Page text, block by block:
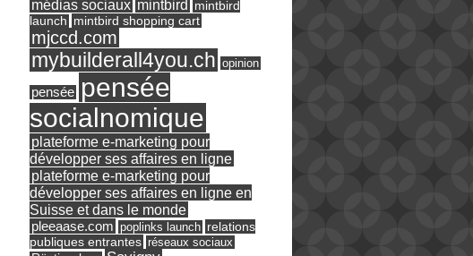
médias sociaux mintbird
mintbird
launch mintbird shopping cart
mjccd.com
mybuilderall4you.ch opinion
pensée pensée
socialnomique
plateforme e-marketing pour
développer ses affaires en ligne
plateforme e-marketing pour
développer ses affaires en ligne en
Suisse et dans le monde
pleeaase.com poplinks launch relations
publiques entrantes réseaux sociaux